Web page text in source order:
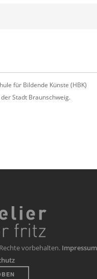
für Bildende Künste (HBK)
Stadt Braunschweig.
vorbehalten.